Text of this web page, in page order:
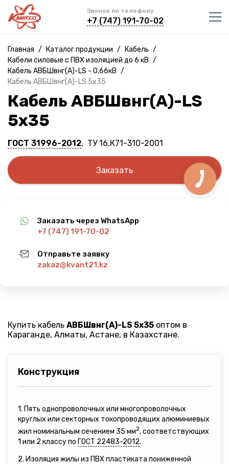
Звонок по телефону
+7 (747) 191-70-02
Главная / Каталог продукции / Кабель /
Кабели силовые с ПВХ изоляцией до 6 кВ /
Кабель АВБШвнг(A)-LS - 0,66кВ /
Кабель АВБШвнг(A)-LS 5х35
Кабель АВБШвнг(A)-LS
5х35
ГОСТ 31996-2012, ТУ 16.К71-310-2001
Заказать
Заказать через WhatsApp
+7 (747) 191-70-02
Отправьте заявку
zakaz@kvant21.kz
Купить кабель АВБШвнг(A)-LS 5х35 оптом в
Караганде, Алматы, Астане, в Казахстане.
Конструкция
1. Пять однопроволочных или многопроволочных
круглых или секторных токопроводящих алюминиевых
жил номинальным сечением 35 мм2, соответствующих
1 или 2 классу по ГОСТ 22483-2012.
2. Изоляция жилы из ПВХ пластиката пониженной